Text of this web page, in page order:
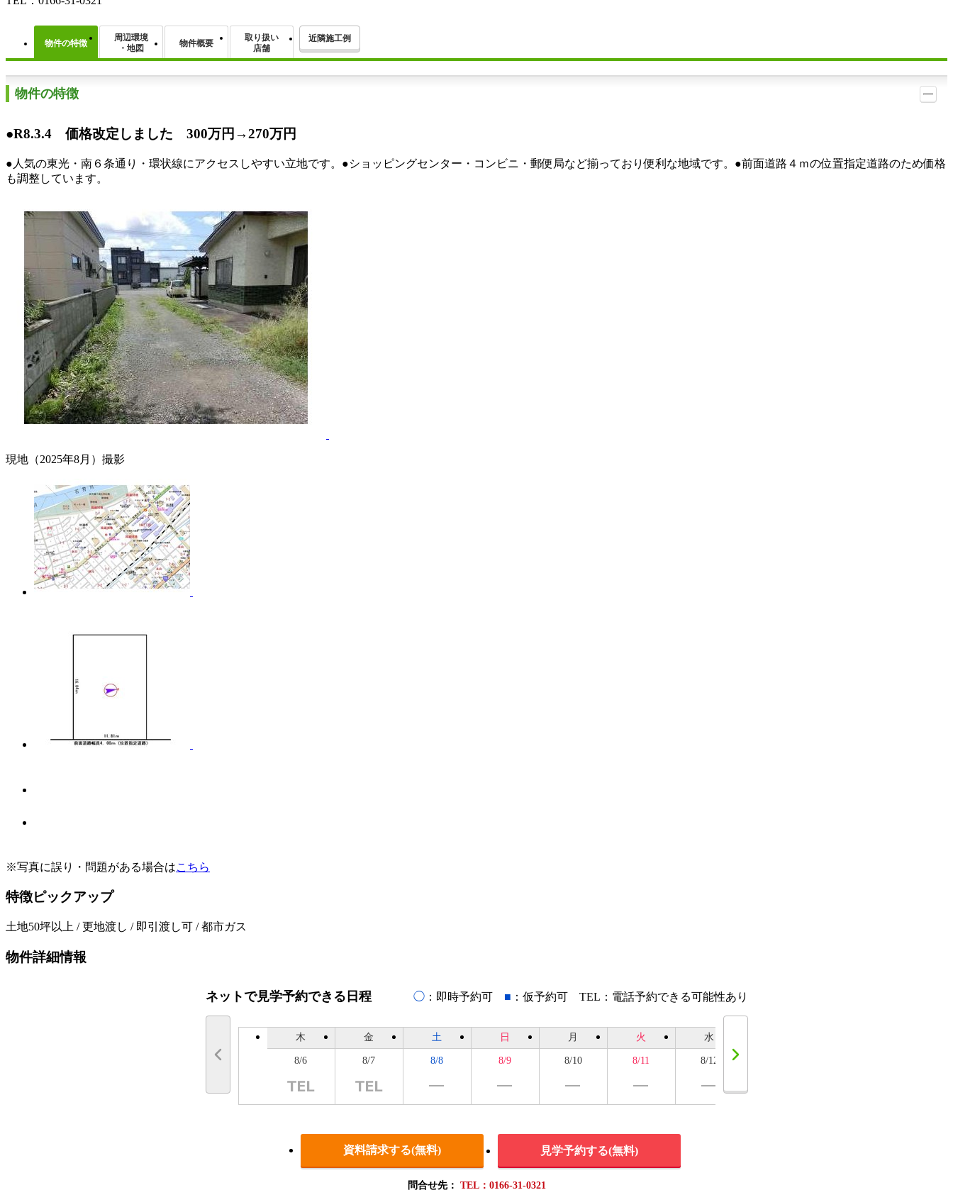
物件の特徴
周辺環境
・地図
物件概要
取り扱い
店舗
近隣施工例
物件の特徴
●R8.3.4 価格改定しました 300万円→270万円
●人気の東光・南６条通り・環状線にアクセスしやすい立地です。●ショッピングセンター・コンビニ・郵便局など揃っており便利な地域です。●前面道路４ｍの位置指定道路のため価格
も調整しています。
現地（2025年8月）撮影
※写真に誤り・問題がある場合はこちら
特徴ピックアップ
土地50坪以上 / 更地渡し / 即引渡し可 / 都市ガス
物件詳細情報
ネットで見学予約できる日程 ◯：即時予約可 ■ ：仮予約可 TEL：電話予約できる可能性あり
木
8/6
金
8/7
土
8/8
日
8/9
月
8/10
火
8/11
水
8/12
資料請求する(無料) 見学予約する(無料)
問合せ先： TEL：0166-31-0321